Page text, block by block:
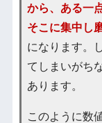
から、ある一
そこに集中し
になります。
てしまいがち
あります。
このように数